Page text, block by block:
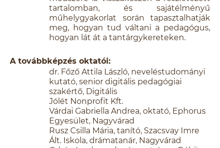
tartalomban, és sajátélményű
műhelygyakorlat során tapasztalhatják
meg, hogyan tud váltani a pedagógus,
hogyan lát át a tantárgykereteken.
A továbbképzés oktatói:
dr. Főző Attila László, neveléstudományi
kutató, senior digitális pedagógiai
szakértő, Digitális
Jólét Nonprofit Kft.
Várdai Gabriella Andrea, oktató, Ephorus
Egyesület, Nagyvárad
Rusz Csilla Mária, tanító, Szacsvay Imre
Ált. Iskola, drámatanár, Nagyvárad